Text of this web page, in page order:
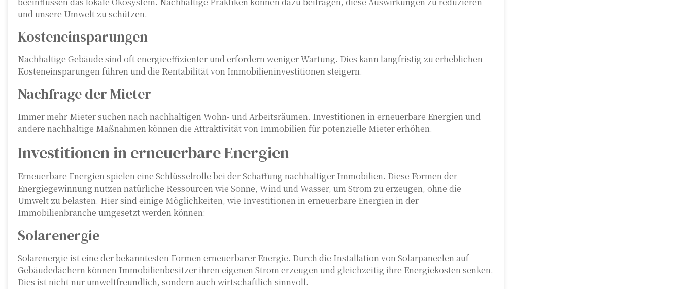
und unsere Umwelt zu schützen.
Kosteneinsparungen
Nachhaltige Gebäude sind oft energieeffizienter und erfordern weniger Wartung. Dies kann langfristig zu erheblichen
Kosteneinsparungen führen und die Rentabilität von Immobilieninvestitionen steigern.
Nachfrage der Mieter
Immer mehr Mieter suchen nach nachhaltigen Wohn- und Arbeitsräumen. Investitionen in erneuerbare Energien und
andere nachhaltige Maßnahmen können die Attraktivität von Immobilien für potenzielle Mieter erhöhen.
Investitionen in erneuerbare Energien
Erneuerbare Energien spielen eine Schlüsselrolle bei der Schaffung nachhaltiger Immobilien. Diese Formen der
Energiegewinnung nutzen natürliche Ressourcen wie Sonne, Wind und Wasser, um Strom zu erzeugen, ohne die
Umwelt zu belasten. Hier sind einige Möglichkeiten, wie Investitionen in erneuerbare Energien in der
Immobilienbranche umgesetzt werden können:
Solarenergie
Solarenergie ist eine der bekanntesten Formen erneuerbarer Energie. Durch die Installation von Solarpaneelen auf
Gebäudedächern können Immobilienbesitzer ihren eigenen Strom erzeugen und gleichzeitig ihre Energiekosten senken.
Dies ist nicht nur umweltfreundlich, sondern auch wirtschaftlich sinnvoll.